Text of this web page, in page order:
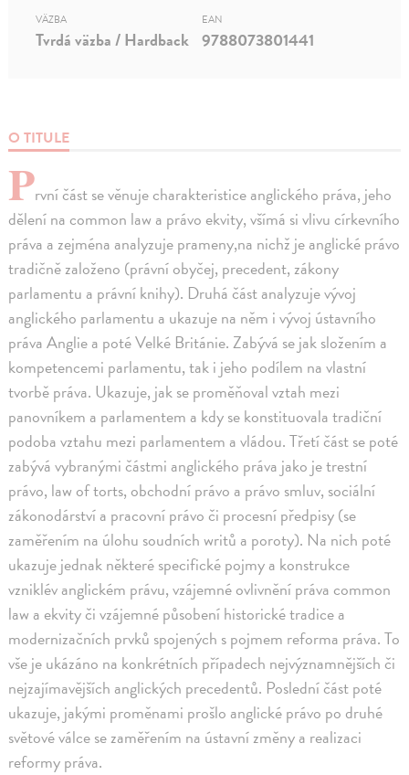
O TITULE
První část se věnuje charakteristice anglického práva, jeho
dělení na common law a právo ekvity, všímá si vlivu církevního
práva a zejména analyzuje prameny,na nichž je anglické právo
tradičně založeno (právní obyčej, precedent, zákony
parlamentu a právní knihy). Druhá část analyzuje vývoj
anglického parlamentu a ukazuje na něm i vývoj ústavního
práva Anglie a poté Velké Británie. Zabývá se jak složením a
kompetencemi parlamentu, tak i jeho podílem na vlastní
tvorbě práva. Ukazuje, jak se proměňoval vztah mezi
panovníkem a parlamentem a kdy se konstituovala tradiční
podoba vztahu mezi parlamentem a vládou. Třetí část se poté
zabývá vybranými částmi anglického práva jako je trestní
právo, law of torts, obchodní právo a právo smluv, sociální
zákonodárství a pracovní právo či procesní předpisy (se
zaměřením na úlohu soudních writů a poroty). Na nich poté
ukazuje jednak některé specifické pojmy a konstrukce
vzniklév anglickém právu, vzájemné ovlivnění práva common
law a ekvity či vzájemné působení historické tradice a
modernizačních prvků spojených s pojmem reforma práva. To
vše je ukázáno na konkrétních případech nejvýznamnějších či
nejzajímavějších anglických precedentů. Poslední část poté
ukazuje, jakými proměnami prošlo anglické právo po druhé
světové válce se zaměřením na ústavní změny a realizaci
reformy práva.
VÄZBA
Tvrdá väzba / Hardback
EAN
9788073801441